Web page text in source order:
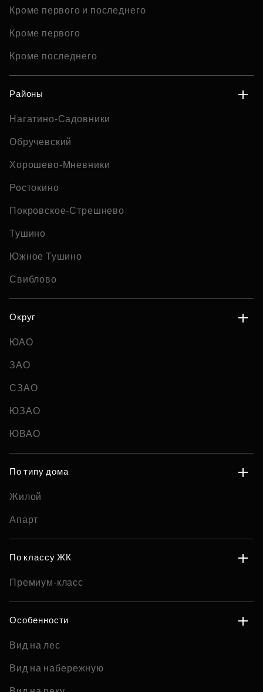
Кроме первого и последнего
Кроме первого
Кроме последнего
Районы
Нагатино-Садовники
Обручевский
Хорошево-Мневники
Ростокино
Покровское-Стрешнево
Тушино
Южное Тушино
Свиблово
Округ
ЮАО
ЗАО
СЗАО
ЮЗАО
ЮВАО
По типу дома
Жилой
Апарт
По классу ЖК
Премиум-класс
Особенности
Вид на лес
Вид на набережную